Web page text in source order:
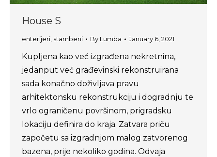
House S
enterijeri stambeni By Lumba January 6, 2021
Kupljena kao već izgrađena nekretnina,
jedanput već građevinski rekonstruirana
sada konačno doživljava pravu
arhitektonsku rekonstrukciju i dogradnju te
vrlo ograničenu površinom, prigradsku
lokaciju definira do kraja. Zatvara priču
započetu sa izgradnjom malog zatvorenog
bazena, prije nekoliko godina. Odvaja